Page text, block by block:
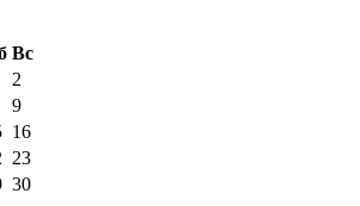
Вс
2
9
16
23
30